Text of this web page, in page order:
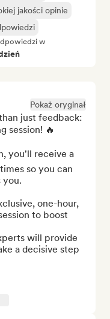
Pokaż oryginał
just feedback:
session! 🔥
you'll receive a
so you can
you.
one-hour,
to boost
will provide
a decisive step
jakości opinie
w